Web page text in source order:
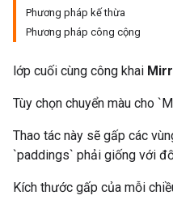
Phương pháp kế thừa
Phương pháp công cộng
lớp cuối cùng công khai
Tùy chọn chuyển màu cho
Thao tác này sẽ gấp các
`paddings` phải giống với
Kích thước gấp của mỗi